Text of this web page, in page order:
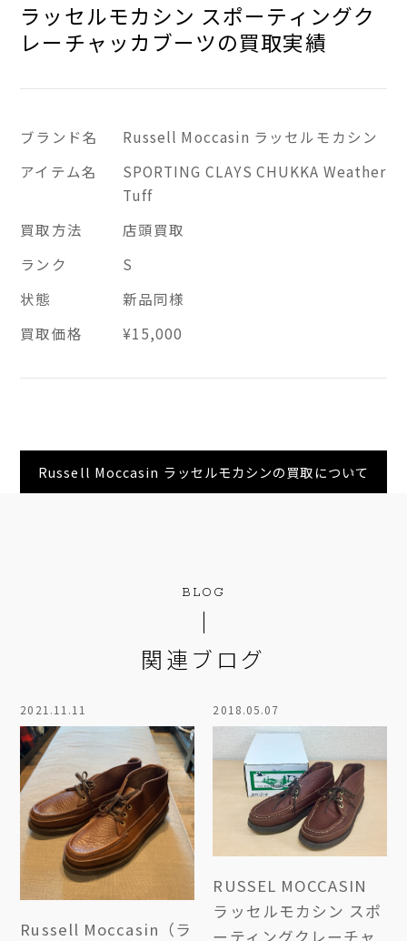
ラッセルモカシン スポーティングク
レーチャッカブーツの買取実績
ブランド名
Russell Moccasin ラッセルモカシン
アイテム名
SPORTING CLAYS CHUKKA Weather
Tuff
買取方法
店頭買取
ランク
S
状態
新品同様
買取価格
¥15,000
Russell Moccasin ラッセルモカシンの買取について
BLOG
関連ブログ
2021.11.11
Russell Moccasin（ラ
2018.05.07
RUSSEL MOCCASIN
ラッセルモカシン スポ
ーティングクレーチャ